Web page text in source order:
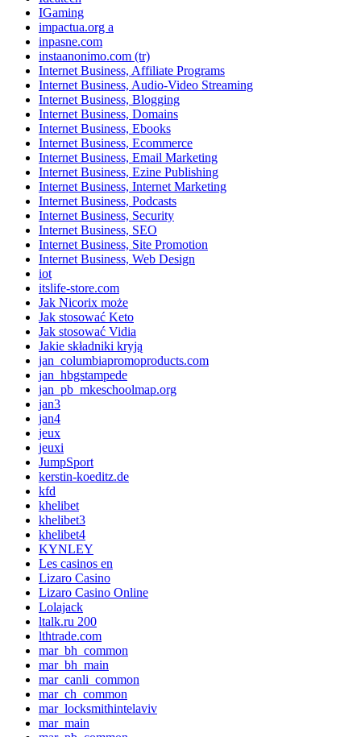
IGaming
impactua.org a
inpasne.com
instaanonimo.com (tr)
Internet Business, Affiliate Programs
Internet Business, Audio-Video Streaming
Internet Business, Blogging
Internet Business, Domains
Internet Business, Ebooks
Internet Business, Ecommerce
Internet Business, Email Marketing
Internet Business, Ezine Publishing
Internet Business, Internet Marketing
Internet Business, Podcasts
Internet Business, Security
Internet Business, SEO
Internet Business, Site Promotion
Internet Business, Web Design
iot
itslife-store.com
Jak Nicorix może
Jak stosować Keto
Jak stosować Vidia
Jakie składniki kryją
jan_columbiapromoproducts.com
jan_hbgstampede
jan_pb_mkeschoolmap.org
jan3
jan4
jeux
jeuxi
JumpSport
kerstin-koeditz.de
kfd
khelibet
khelibet3
khelibet4
KYNLEY
Les casinos en
Lizaro Casino
Lizaro Casino Online
Lolajack
ltalk.ru 200
lthtrade.com
mar_bh_common
mar_bh_main
mar_canli_common
mar_ch_common
mar_locksmithintelaviv
mar_main